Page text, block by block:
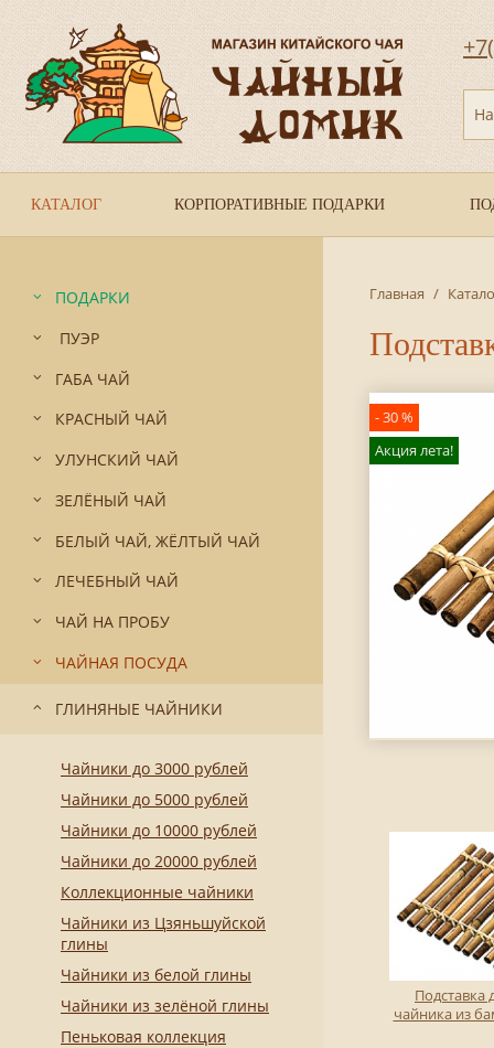
КАТАЛОГ КОРПОРАТИВНЫЕ ПОДАРКИ
ПОДАРКИ
ПУЭР
ГАБА ЧАЙ
КРАСНЫЙ ЧАЙ
УЛУНСКИЙ ЧАЙ
ЗЕЛЁНЫЙ ЧАЙ
БЕЛЫЙ ЧАЙ, ЖЁЛТЫЙ ЧАЙ
ЛЕЧЕБНЫЙ ЧАЙ
ЧАЙ НА ПРОБУ
ЧАЙНАЯ ПОСУДА
ГЛИНЯНЫЕ ЧАЙНИКИ
Чайники до 3000 рублей
Чайники до 5000 рублей
Чайники до 10000 рублей
Чайники до 20000 рублей
Коллекционные чайники
Чайники из Цзяньшуйской
глины
Чайники из белой глины
Чайники из зелёной глины
Пеньковая коллекция
Главная /
- 30 %
Акция лета!
Подставка
чайника из